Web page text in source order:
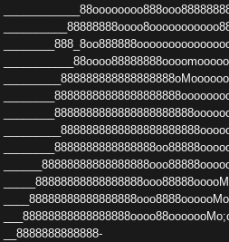
__8888888888888­